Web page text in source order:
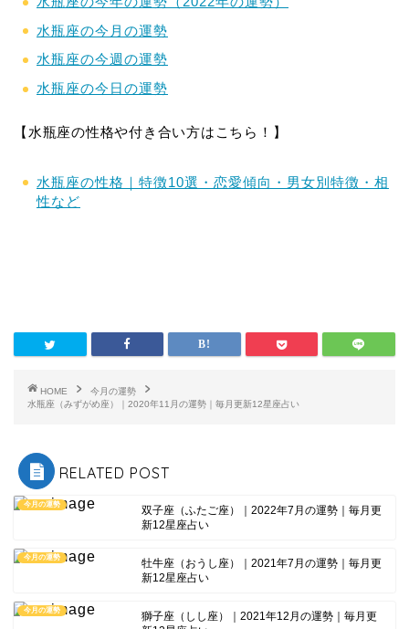
水瓶座の今月の運勢
水瓶座の今週の運勢
水瓶座の今日の運勢
【水瓶座の性格や付き合い方はこちら！】
水瓶座の性格｜特徴10選・恋愛傾向・男女別特徴・相
性など
HOME
今月の運勢
水瓶座（みずがめ座）｜2020年11月の運勢｜毎月更新12星座占い
RELATED POST
今月の運勢
双子座（ふたご座）｜2022年7月の運勢｜毎月更
新12星座占い
今月の運勢
牡牛座（おうし座）｜2021年7月の運勢｜毎月更
新12星座占い
今月の運勢
獅子座（しし座）｜2021年12月の運勢｜毎月更